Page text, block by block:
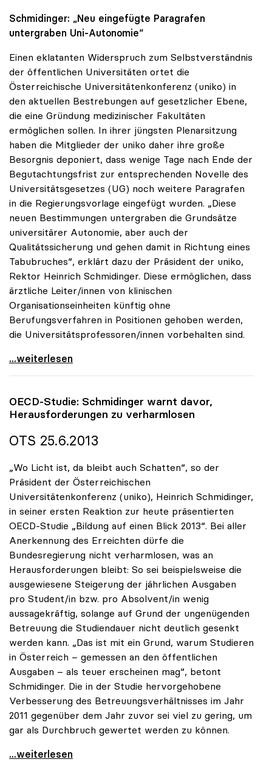
Schmidinger: „Neu eingefügte Paragrafen
untergraben Uni-Autonomie“
Einen eklatanten Widerspruch zum Selbstverständnis
der öffentlichen Universitäten ortet die
Österreichische Universitätenkonferenz (uniko) in
den aktuellen Bestrebungen auf gesetzlicher Ebene,
die eine Gründung medizinischer Fakultäten
ermöglichen sollen. In ihrer jüngsten Plenarsitzung
haben die Mitglieder der uniko daher ihre große
Besorgnis deponiert, dass wenige Tage nach Ende der
Begutachtungsfrist zur entsprechenden Novelle des
Universitätsgesetzes (UG) noch weitere Paragrafen
in die Regierungsvorlage eingefügt wurden. „Diese
neuen Bestimmungen untergraben die Grundsätze
universitärer Autonomie, aber auch der
Qualitätssicherung und gehen damit in Richtung eines
Tabubruches“, erklärt dazu der Präsident der uniko,
Rektor Heinrich Schmidinger. Diese ermöglichen, dass
ärztliche Leiter/innen von klinischen
Organisationseinheiten künftig ohne
Berufungsverfahren in Positionen gehoben werden,
die Universitätsprofessoren/innen vorbehalten sind.
uniko sieht in UG-Novelle betreffend Medizinische
...weiterlesen
OECD-Studie: Schmidinger warnt davor,
Herausforderungen zu verharmlosen
OTS 25.6.2013
„Wo Licht ist, da bleibt auch Schatten“, so der
Präsident der Österreichischen
Universitätenkonferenz (uniko), Heinrich Schmidinger,
in seiner ersten Reaktion zur heute präsentierten
OECD-Studie „Bildung auf einen Blick 2013“. Bei aller
Anerkennung des Erreichten dürfe die
Bundesregierung nicht verharmlosen, was an
Herausforderungen bleibt: So sei beispielsweise die
ausgewiesene Steigerung der jährlichen Ausgaben
pro Student/in bzw. pro Absolvent/in wenig
aussagekräftig, solange auf Grund der ungenügenden
Betreuung die Studiendauer nicht deutlich gesenkt
werden kann. „Das ist mit ein Grund, warum Studieren
in Österreich – gemessen an den öffentlichen
Ausgaben – als teuer erscheinen mag“, betont
Schmidinger. Die in der Studie hervorgehobene
Verbesserung des Betreuungsverhältnisses im Jahr
2011 gegenüber dem Jahr zuvor sei viel zu gering, um
gar als Durchbruch gewertet werden zu können.
OECD-Studie: Schmidinger warnt davor,
...weiterlesen